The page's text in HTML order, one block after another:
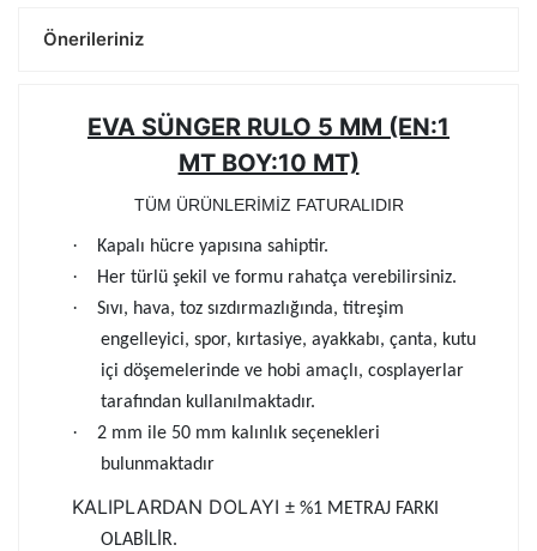
Önerileriniz
EVA SÜNGER RULO 5 MM (EN:1
MT BOY:10 MT)
TÜM ÜRÜNLERİMİZ FATURALIDIR
· Kapalı hücre yapısına sahiptir.
· Her türlü şekil ve formu rahatça verebilirsiniz.
·
Sıvı, hava, toz sızdırmazlığında, titreşim
engelleyici, spor, kırtasiye, ayakkabı, çanta, kutu
içi döşemelerinde ve hobi amaçlı, cosplayerlar
tarafından kullanılmaktadır.
·
2 mm ile 50 mm kalınlık seçenekleri
bulunmaktadır
KALIPLARDAN DOLAYI ± %1 METRAJ FARKI
OLABİLİR.